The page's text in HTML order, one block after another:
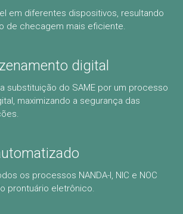
em diferentes dispositivos, resultando
de checagem mais eficiente.
digital
substituição do SAME por um processo
maximizando a segurança das
os processos NANDA-I, NIC e NOC
prontuário eletrônico.